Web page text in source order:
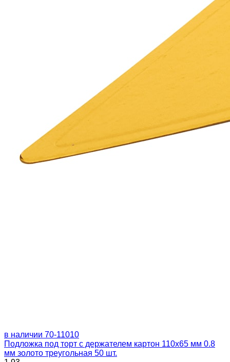
в наличии 70-11010
Подложка под торт с держателем картон 110х65 мм 0.8
мм золото треугольная 50 шт.